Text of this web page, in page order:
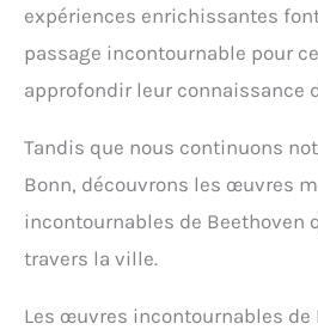
expériences enrichissantes
passage incontournable pour
approfondir leur connaissance
Tandis que nous continuons
Bonn, découvrons les œuvres
incontournables de Beethoven
travers la ville.
Les œuvres incontournables de